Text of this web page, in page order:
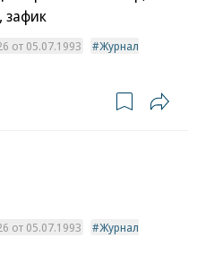
зафик
от 05.07.1993
Журнал
от 05.07.1993
Журнал